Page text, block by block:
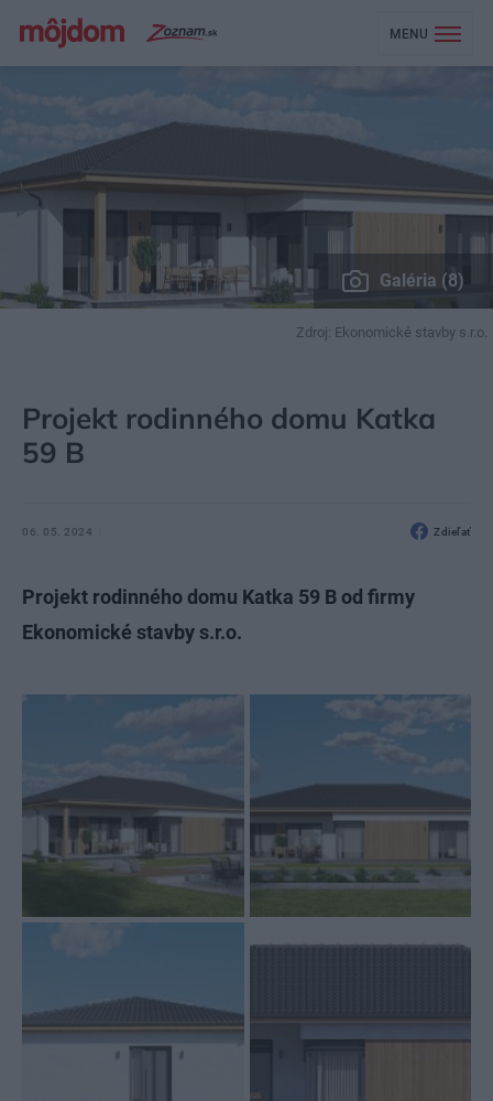
MENU
Galéria (8)
Zdroj: Ekonomické stavby s.r.o.
Projekt rodinného domu Katka
59 B
06. 05. 2024 Zdieľať
Projekt rodinného domu Katka 59 B od firmy
Ekonomické stavby s.r.o.